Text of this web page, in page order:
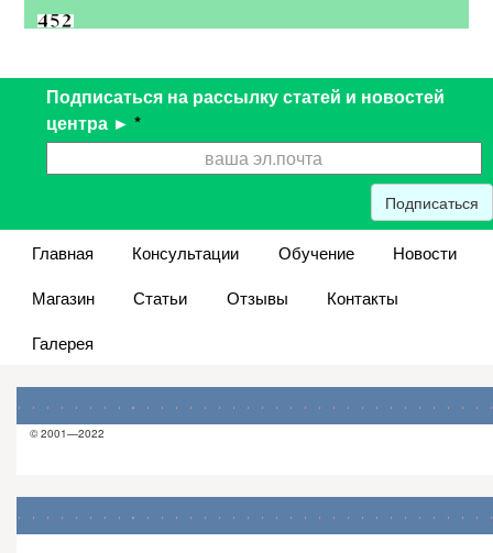
Подписаться на рассылку статей и новостей
центра ► *
Подписаться
Главная Консультации Обучение
Новости
Магазин
Статьи Отзывы
Контакты
Галерея
© 2001—2022